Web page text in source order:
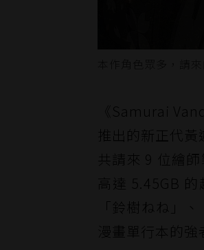
《Samurai
推出的新正代
共請來 9 位繪
高達 5.45GB
「鈴樹ねね」
漫畫單行本的強